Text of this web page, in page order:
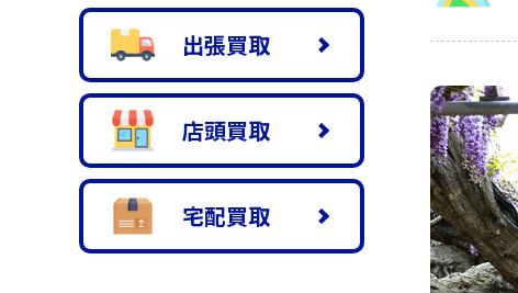
出張買取
店頭買取
宅配買取